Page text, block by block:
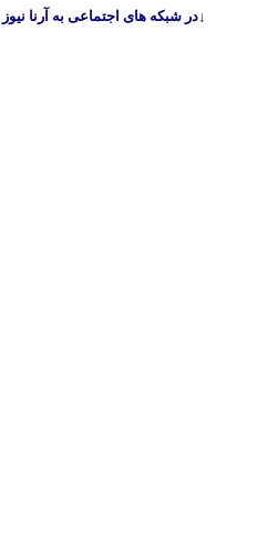
↓در شبکه های اجتماعی به آرنا نیوز